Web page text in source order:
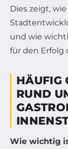
Dies zeigt,
und wie
für den Erfolg
HÄUFIG
RUND
Wie wichtig